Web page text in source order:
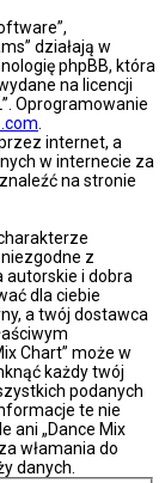
działają w
phpBB, która
na licencji
Oprogramowanie
internet, a
w internecie za
na stronie
z
i dobra
dla ciebie
a twój dostawca
Chart” może w
każdy twój
podanych
te nie
ani „Dance Mix
włamania do
danych.